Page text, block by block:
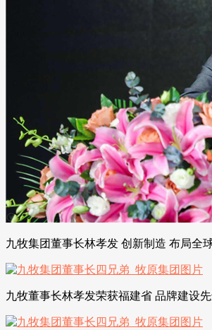
九牧集团董事长林孝发 创新制造 布局全
九牧董事长林孝发荣获福建省 品牌建设